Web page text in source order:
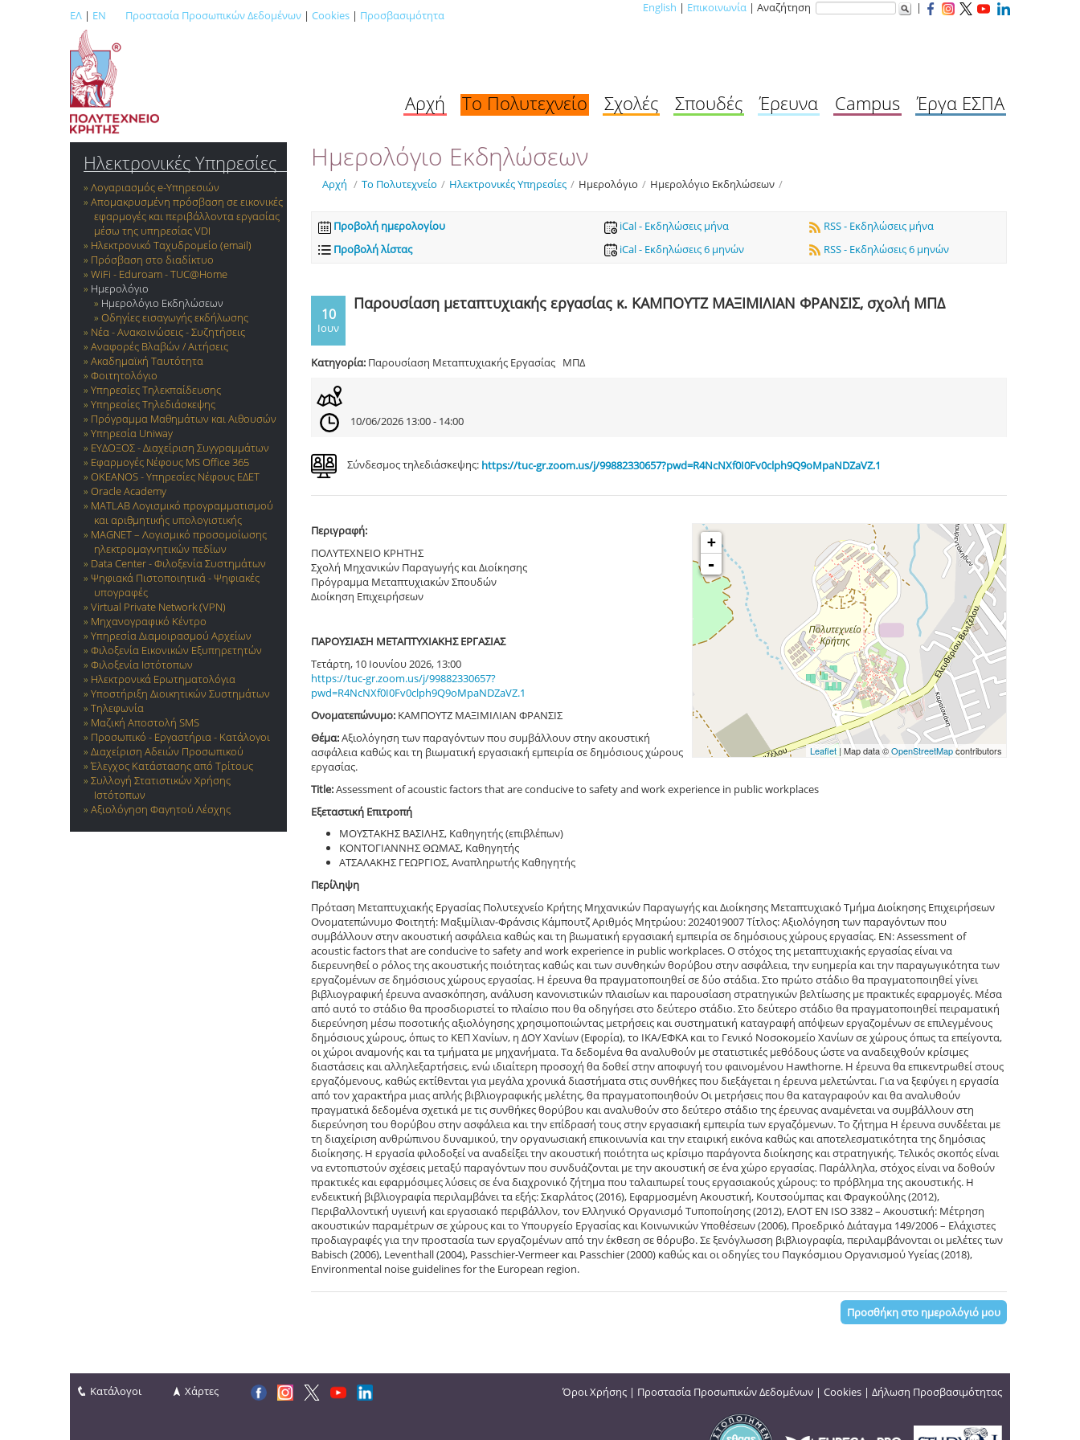
ΕΛ | EN Προστασία Προσωπικών Δεδομένων | Cookies | Προσβασιμότητα
English | Επικοινωνία | Αναζήτηση |
Αρχή Το Πολυτεχνείο Σχολές Σπουδές Έρευνα Campus Έργα ΕΣΠΑ
Ηλεκτρονικές Υπηρεσίες
Λογαριασμός e-Yπηρεσιών
Απομακρυσμένη πρόσβαση σε εικονικές
εφαρμογές και περιβάλλοντα εργασίας
μέσω της υπηρεσίας VDI
Ηλεκτρονικό Ταχυδρομείο (email)
Πρόσβαση στο διαδίκτυο
WiFi - Eduroam - TUC@Home
Ημερολόγιο
Ημερολόγιο Εκδηλώσεων
Οδηγίες εισαγωγής εκδήλωσης
Νέα - Ανακοινώσεις - Συζητήσεις
Αναφορές Βλαβών / Αιτήσεις
Ακαδημαϊκή Ταυτότητα
Φοιτητολόγιο
Υπηρεσίες Τηλεκπαίδευσης
Υπηρεσίες Τηλεδιάσκεψης
Πρόγραμμα Μαθημάτων και Αιθουσών
Υπηρεσία Uniway
ΕΥΔΟΞΟΣ - Διαχείριση Συγγραμμάτων
Εφαρμογές Νέφους MS Office 365
OKEANOS - Υπηρεσίες Νέφους ΕΔΕΤ
Oracle Academy
MATLAB Λογισμικό προγραμματισμού
και αριθμητικής υπολογιστικής
MAGNET – Λογισμικό προσομοίωσης
ηλεκτρομαγνητικών πεδίων
Data Center - Φιλοξενία Συστημάτων
Ψηφιακά Πιστοποιητικά - Ψηφιακές
υπογραφές
Virtual Private Network (VPN)
Μηχανογραφικό Κέντρο
Υπηρεσία Διαμοιρασμού Αρχείων
Φιλοξενία Εικονικών Εξυπηρετητών
Φιλοξενία Ιστότοπων
Ηλεκτρονικά Ερωτηματολόγια
Υποστήριξη Διοικητικών Συστημάτων
Τηλεφωνία
Μαζική Αποστολή SMS
Προσωπικό - Εργαστήρια - Κατάλογοι
Διαχείριση Αδειών Προσωπικού
Έλεγχος Κατάστασης από Τρίτους
Συλλογή Στατιστικών Χρήσης
Ιστότοπων
Αξιολόγηση Φαγητού Λέσχης
Ημερολόγιο Εκδηλώσεων
Αρχή / Το Πολυτεχνείο / Ηλεκτρονικές Υπηρεσίες / Ημερολόγιο / Ημερολόγιο Εκδηλώσεων /
Προβολή ημερολογίου
Προβολή λίστας
iCal - Εκδηλώσεις μήνα
iCal - Εκδηλώσεις 6 μηνών
RSS - Εκδηλώσεις μήνα
RSS - Εκδηλώσεις 6 μηνών
10
Ιουν
Παρουσίαση μεταπτυχιακής εργασίας κ. ΚΑΜΠΟΥΤΖ ΜΑΞΙΜΙΛΙΑΝ ΦΡΑΝΣΙΣ, σχολή ΜΠΔ
Κατηγορία: Παρουσίαση Μεταπτυχιακής Εργασίας ΜΠΔ
10/06/2026 13:00 - 14:00
Σύνδεσμος τηλεδιάσκεψης: https://tuc-gr.zoom.us/j/99882330657?pwd=R4NcNXf0I0Fv0clph9Q9oMpaNDZaVZ.1
+
-
Leaflet| Map data ©OpenStreetMapcontributors
Περιγραφή:
ΠΟΛΥΤΕΧΝΕΙΟ ΚΡΗΤΗΣ
Σχολή Μηχανικών Παραγωγής και Διοίκησης
Πρόγραμμα Μεταπτυχιακών Σπουδών
Διοίκηση Επιχειρήσεων
ΠΑΡΟΥΣΙΑΣΗ ΜΕΤΑΠΤΥΧΙΑΚΗΣ ΕΡΓΑΣΙΑΣ
Τετάρτη, 10 Ιουνίου 2026, 13:00
https://tuc-gr.zoom.us/j/99882330657?
pwd=R4NcNXf0I0Fv0clph9Q9oMpaNDZaVZ.1
Ονοματεπώνυμο: ΚΑΜΠΟΥΤΖ ΜΑΞΙΜΙΛΙΑΝ ΦΡΑΝΣΙΣ
Θέμα:Αξιολόγηση των παραγόντων που συμβάλλουν στην ακουστική
ασφάλεια καθώς και τη βιωματική εργασιακή εμπειρία σε δημόσιους χώρους
εργασίας.
Title:Assessment of acoustic factors that are conducive to safety and work experience in public workplaces
Εξεταστική Επιτροπή
ΜΟΥΣΤΑΚΗΣ ΒΑΣΙΛΗΣ, Καθηγητής (επιβλέπων)
ΚΟΝΤΟΓΙΑΝΝΗΣ ΘΩΜΑΣ, Καθηγητής
ΑΤΣΑΛΑΚΗΣ ΓΕΩΡΓΙΟΣ, Αναπληρωτής Καθηγητής
Περίληψη
Πρόταση Μεταπτυχιακής Εργασίας Πολυτεχνείο Κρήτης Μηχανικών Παραγωγής και Διοίκησης Μεταπτυχιακό Τμήμα Διοίκησης Επιχειρήσεων
Ονοματεπώνυμο Φοιτητή: Μαξιμίλιαν-Φράνσις Κάμπουτζ Αριθμός Μητρώου: 2024019007 Τίτλος: Αξιολόγηση των παραγόντων που
συμβάλλουν στην ακουστική ασφάλεια καθώς και τη βιωματική εργασιακή εμπειρία σε δημόσιους χώρους εργασίας. EN: Assessment of
acoustic factors that are conducive to safety and work experience in public workplaces. Ο στόχος της μεταπτυχιακής εργασίας είναι να
διερευνηθεί ο ρόλος της ακουστικής ποιότητας καθώς και των συνθηκών θορύβου στην ασφάλεια, την ευημερία και την παραγωγικότητα των
εργαζομένων σε δημόσιους χώρους εργασίας. Η έρευνα θα πραγματοποιηθεί σε δύο στάδια. Στο πρώτο στάδιο θα πραγματοποιηθεί γίνει
βιβλιογραφική έρευνα ανασκόπηση, ανάλυση κανονιστικών πλαισίων και παρουσίαση στρατηγικών βελτίωσης με πρακτικές εφαρμογές. Μέσα
από αυτό το στάδιο θα προσδιοριστεί το πλαίσιο που θα οδηγήσει στο δεύτερο στάδιο. Στο δεύτερο στάδιο θα πραγματοποιηθεί πειραματική
διερεύνηση μέσω ποσοτικής αξιολόγησης χρησιμοποιώντας μετρήσεις και συστηματική καταγραφή απόψεων εργαζομένων σε επιλεγμένους
δημόσιους χώρους, όπως το ΚΕΠ Χανίων, η ΔΟΥ Χανίων (Εφορία), το ΙΚΑ/ΕΦΚΑ και το Γενικό Νοσοκομείο Χανίων σε χώρους όπως τα επείγοντα,
οι χώροι αναμονής και τα τμήματα με μηχανήματα. Τα δεδομένα θα αναλυθούν με στατιστικές μεθόδους ώστε να αναδειχθούν κρίσιμες
διαστάσεις και αλληλεξαρτήσεις, ενώ ιδιαίτερη προσοχή θα δοθεί στην αποφυγή του φαινομένου Hawthorne. Η έρευνα θα επικεντρωθεί στους
εργαζόμενους, καθώς εκτίθενται για μεγάλα χρονικά διαστήματα στις συνθήκες που διεξάγεται η έρευνα μελετώνται. Για να ξεφύγει η εργασία
από τον χαρακτήρα μιας απλής βιβλιογραφικής μελέτης, θα πραγματοποιηθούν Οι μετρήσεις που θα καταγραφούν και θα αναλυθούν
πραγματικά δεδομένα σχετικά με τις συνθήκες θορύβου και αναλυθούν στο δεύτερο στάδιο της έρευνας αναμένεται να συμβάλλουν στη
διερεύνηση του θορύβου στην ασφάλεια και την επίδρασή τους στην εργασιακή εμπειρία των εργαζόμενων. Το ζήτημα Η έρευνα συνδέεται με
τη διαχείριση ανθρώπινου δυναμικού, την οργανωσιακή επικοινωνία και την εταιρική εικόνα καθώς και αποτελεσματικότητα της δημόσιας
διοίκησης. Η εργασία φιλοδοξεί να αναδείξει την ακουστική ποιότητα ως κρίσιμο παράγοντα διοίκησης και στρατηγικής. Τελικός σκοπός είναι
να εντοπιστούν σχέσεις μεταξύ παραγόντων που συνδυάζονται με την ακουστική σε ένα χώρο εργασίας. Παράλληλα, στόχος είναι να δοθούν
πρακτικές και εφαρμόσιμες λύσεις σε ένα διαχρονικό ζήτημα που ταλαιπωρεί τους εργασιακούς χώρους: το πρόβλημα της ακουστικής. Η
ενδεικτική βιβλιογραφία περιλαμβάνει τα εξής: Σκαρλάτος (2016), Εφαρμοσμένη Ακουστική, Κουτσούμπας και Φραγκούλης (2012),
Περιβαλλοντική υγιεινή και εργασιακό περιβάλλον, τον Ελληνικό Οργανισμό Τυποποίησης (2012), ΕΛΟΤ ΕΝ ISO 3382 – Ακουστική: Μέτρηση
ακουστικών παραμέτρων σε χώρους και το Υπουργείο Εργασίας και Κοινωνικών Υποθέσεων (2006), Προεδρικό Διάταγμα 149/2006 – Ελάχιστες
προδιαγραφές για την προστασία των εργαζομένων από την έκθεση σε θόρυβο. Σε ξενόγλωσση βιβλιογραφία, περιλαμβάνονται οι μελέτες των
Babisch (2006), Leventhall (2004), Passchier-Vermeer και Passchier (2000) καθώς και οι οδηγίες του Παγκόσμιου Οργανισμού Υγείας (2018),
Environmental noise guidelines for the European region.
Προσθήκη στο ημερολόγιό μου
Κατάλογοι Χάρτες Όροι Χρήσης | Προστασία Προσωπικών Δεδομένων | Cookies | Δήλωση Προσβασιμότητας